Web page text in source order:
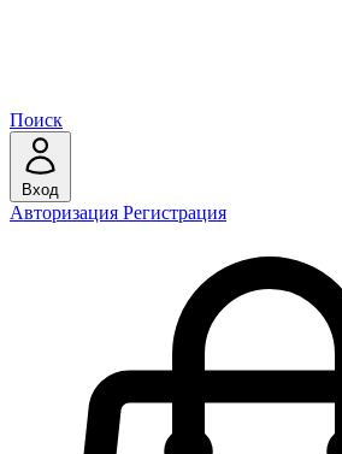
Поиск
Вход
Авторизация Регистрация